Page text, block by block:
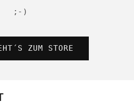
;-)
ZUM STORE